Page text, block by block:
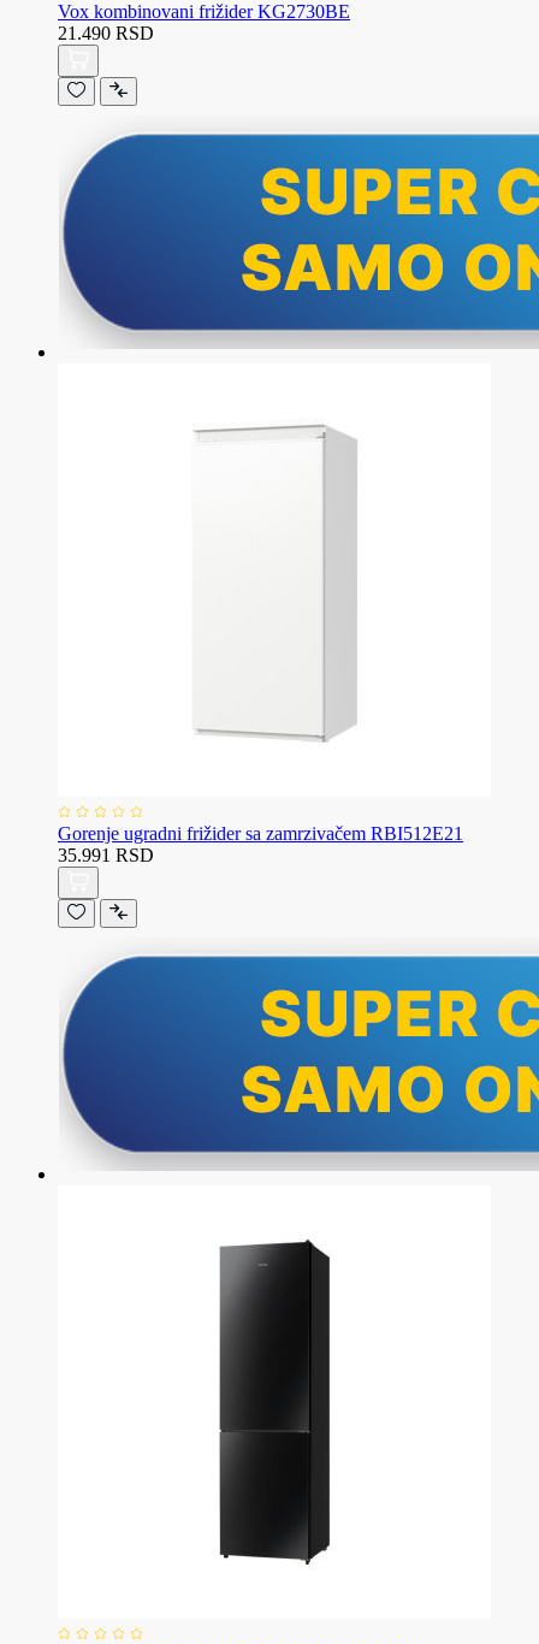
Vox kombinovani frižider KG2730BE
21.490 RSD
Gorenje ugradni frižider sa zamrzivačem RBI512E21
35.991 RSD